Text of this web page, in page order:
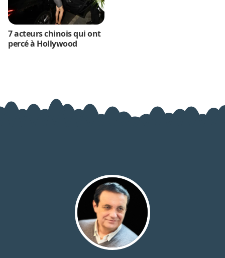
7 acteurs chinois qui ont
percé à Hollywood